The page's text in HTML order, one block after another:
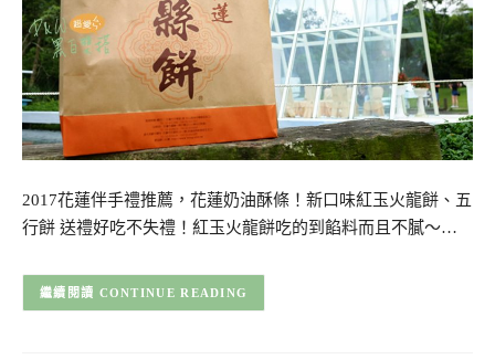
2017花蓮伴手禮推薦，花蓮奶油酥條！新口味紅玉火龍餅、五
行餅 送禮好吃不失禮！紅玉火龍餅吃的到餡料而且不膩～…
CONTINUE READING